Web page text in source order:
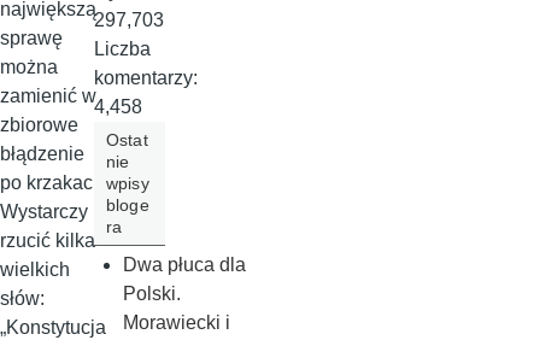
największą
sprawę
można
zamienić w
zbiorowe
błądzenie
po krzakach.
Wystarczy
rzucić kilka
wielkich
słów:
„Konstytucja
297,703
Liczba
komentarzy:
4,458
Ostat
nie
wpisy
bloge
ra
Dwa płuca dla
Polski.
Morawiecki i